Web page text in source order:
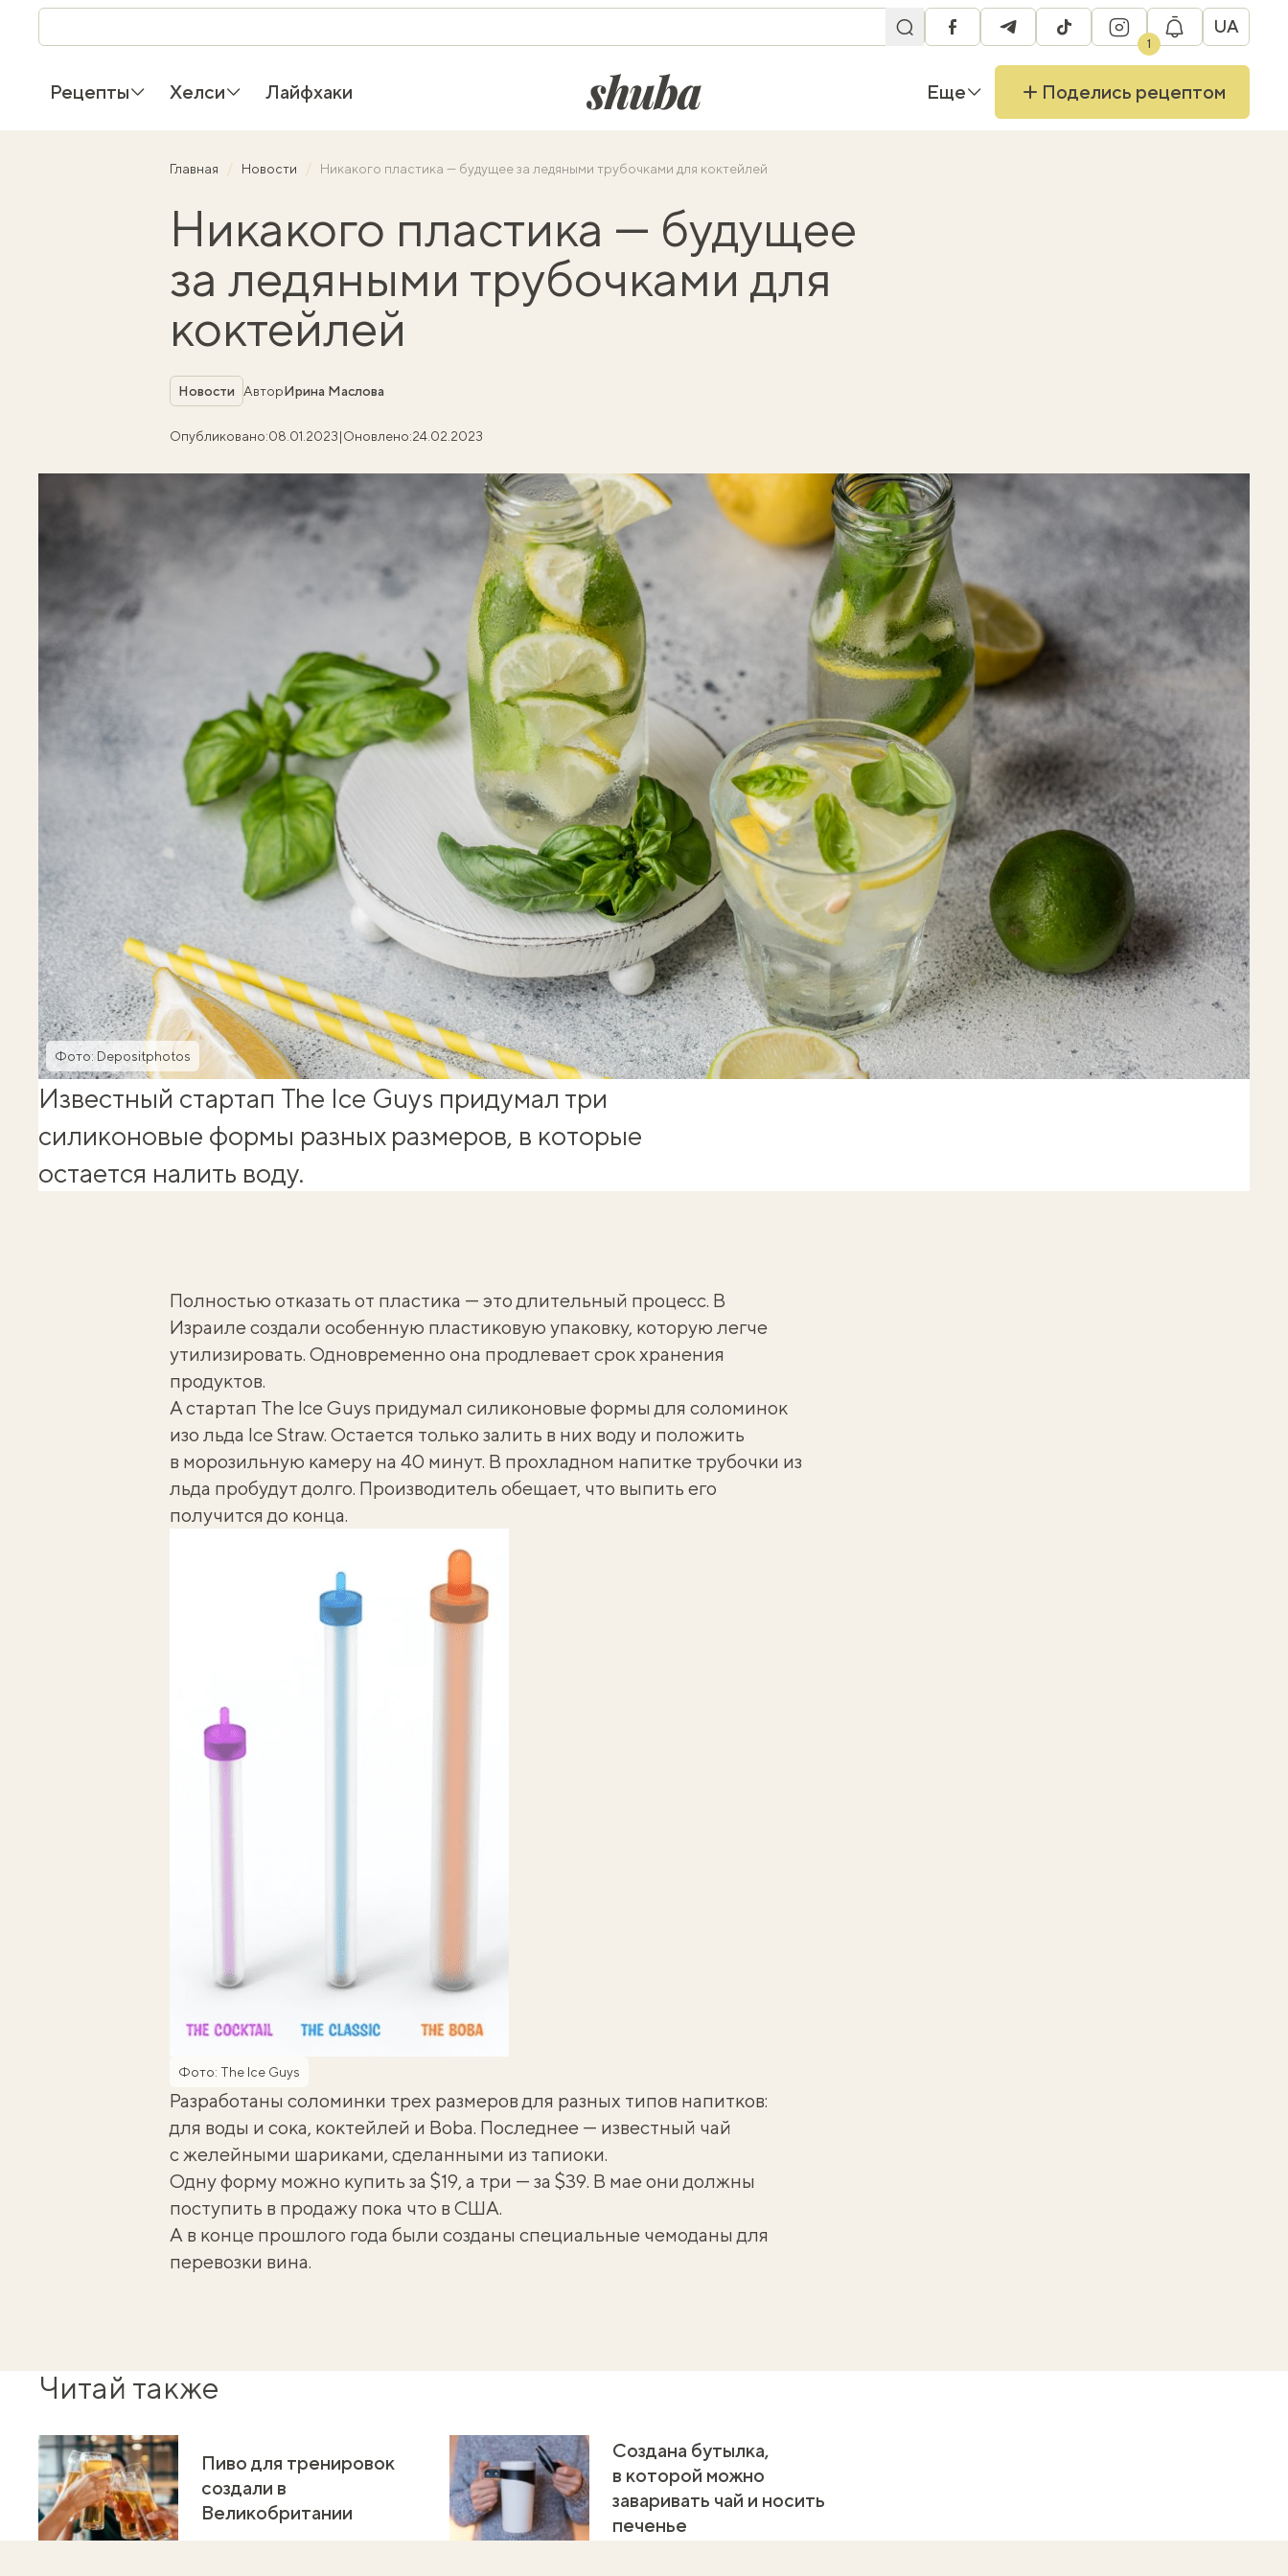
facebooktelegramtiktok instagram
1
UA
Рецепты Хелси Лайфхаки shuba.life Еще Поделись рецептом
Главная Новости Никакого пластика — будущее за ледяными трубочками для коктейлей
Никакого пластика — будущее
за ледяными трубочками для
коктейлей
Рубрика
Новости АвторИрина Маслова
Опубликовано:08.01.2023|Оновлено:24.02.2023
Фото: Depositphotos
Известный стартап The Ice Guys придумал три
силиконовые формы разных размеров, в которые
остается налить воду.
Полностью отказать от пластика — это длительный процесс. В
Израиле создали особенную пластиковую упаковку, которую легче
утилизировать. Одновременно она продлевает срок хранения
продуктов.
А стартап The Ice Guys придумал силиконовые формы для соломинок
изо льда Ice Straw. Остается только залить в них воду и положить
в морозильную камеру на 40 минут. В прохладном напитке трубочки из
льда пробудут долго. Производитель обещает, что выпить его
получится до конца.
Фото: The Ice Guys
Разработаны соломинки трех размеров для разных типов напитков:
для воды и сока, коктейлей и Boba. Последнее — известный чай
с желейными шариками, сделанными из тапиоки.
Одну форму можно купить за $19, а три — за $39. В мае они должны
поступить в продажу пока что в США.
А в конце прошлого года были созданы специальные чемоданы для
перевозки вина.
Читай также
Пиво для тренировок
создали в
Великобритании
Создана бутылка,
в которой можно
заваривать чай и носить
печенье